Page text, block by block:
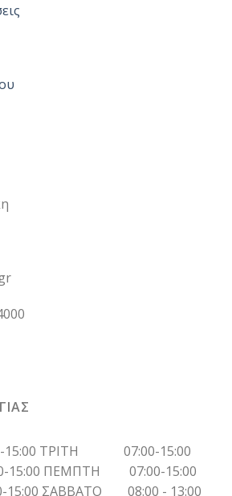
ΤΡΙΤΗ 07:00-15:00
ΠΕΜΠΤΗ 07:00-15:00
15:00 ΣΑΒΒΑΤΟ 08:00 - 13:00